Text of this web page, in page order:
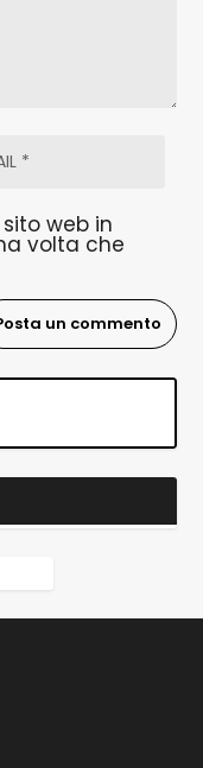
web in
volta che